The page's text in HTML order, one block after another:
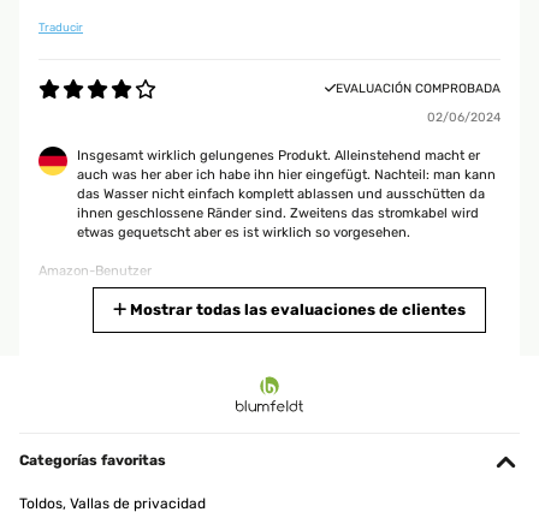
Traducir
EVALUACIÓN COMPROBADA
02/06/2024
Insgesamt wirklich gelungenes Produkt. Alleinstehend macht er
auch was her aber ich habe ihn hier eingefügt. Nachteil: man kann
das Wasser nicht einfach komplett ablassen und ausschütten da
ihnen geschlossene Ränder sind. Zweitens das stromkabel wird
etwas gequetscht aber es ist wirklich so vorgesehen.
Amazon-Benutzer
, dann schalten wir ihn für längere Zeit ein, aber wenn Besuch da
Mostrar todas las evaluaciones de clientes
Categorías favoritas
Toldos, Vallas de privacidad